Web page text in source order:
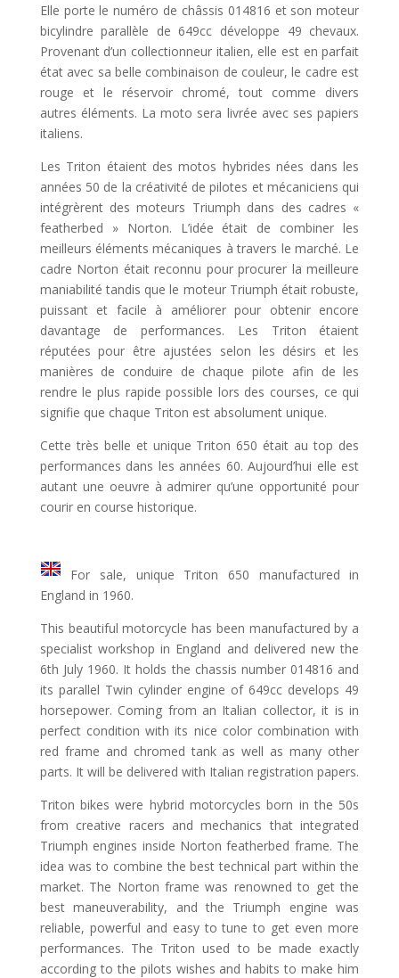
Elle porte le numéro de châssis 014816 et son moteur
bicylindre parallèle de 649cc développe 49 chevaux.
Provenant d’un collectionneur italien, elle est en parfait
état avec sa belle combinaison de couleur, le cadre est
rouge et le réservoir chromé, tout comme divers
autres éléments. La moto sera livrée avec ses papiers
italiens.
Les Triton étaient des motos hybrides nées dans les
années 50 de la créativité de pilotes et mécaniciens qui
intégrèrent des moteurs Triumph dans des cadres «
featherbed » Norton. L’idée était de combiner les
meilleurs éléments mécaniques à travers le marché. Le
cadre Norton était reconnu pour procurer la meilleure
maniabilité tandis que le moteur Triumph était robuste,
puissant et facile à améliorer pour obtenir encore
davantage de performances. Les Triton étaient
réputées pour être ajustées selon les désirs et les
manières de conduire de chaque pilote afin de les
rendre le plus rapide possible lors des courses, ce qui
signifie que chaque Triton est absolument unique.
Cette très belle et unique Triton 650 était au top des
performances dans les années 60. Aujourd’hui elle est
autant une oeuvre à admirer qu’une opportunité pour
courir en course historique.
For sale, unique Triton 650 manufactured in
England in 1960.
This beautiful motorcycle has been manufactured by a
specialist workshop in England and delivered new the
6th July 1960. It holds the chassis number 014816 and
its parallel Twin cylinder engine of 649cc develops 49
horsepower. Coming from an Italian collector, it is in
perfect condition with its nice color combination with
red frame and chromed tank as well as many other
parts. It will be delivered with Italian registration papers.
Triton bikes were hybrid motorcycles born in the 50s
from creative racers and mechanics that integrated
Triumph engines inside Norton featherbed frame. The
idea was to combine the best technical part within the
market. The Norton frame was renowned to get the
best maneuverability, and the Triumph engine was
reliable, powerful and easy to tune to get even more
performances. The Triton used to be made exactly
according to the pilots wishes and habits to make him